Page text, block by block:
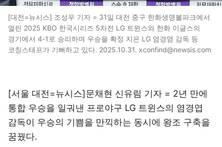
[대전=뉴시스] 조성우 기자 = 31일 대전 중구 한화생명볼파크에서
열린 2025 KBO 한국시리즈 5차전 LG 트윈스와 한화 이글스의
경기에서 4-1로 승리하며 우승을 확정 지은 LG 염경염 감독 등
코칭스태프가 기뻐하고 있다. 2025.10.31. xconfind@newsis.com
[서울 대전=뉴시스]문채현 신유림 기자 = 2년 만에
통합 우승을 일궈낸 프로야구 LG 트윈스의 염경엽
감독이 우승의 기쁨을 만끽하는 동시에 왕조 구축을
꿈꿨다.